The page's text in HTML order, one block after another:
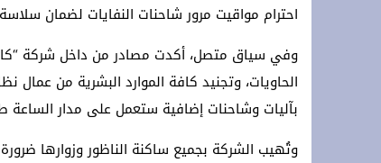
احترام مواقيت مرور شاحنات النفايات لضمان
وفي سياق متصل، أكدت مصادر من داخل شركة
الحاويات، وتجنيد كافة الموارد البشرية من عمال
بآليات وشاحنات إضافية ستعمل على مدار الساعة
وتُهيب الشركة بجميع ساكنة الناظور وزوارها